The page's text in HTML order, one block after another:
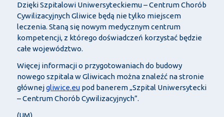
Dzięki Szpitalowi Uniwersyteckiemu – Centrum Chorób
Cywilizacyjnych Gliwice będą nie tylko miejscem
leczenia. Staną się nowym medycznym centrum
kompetencji, z którego doświadczeń korzystać będzie
całe województwo.
Więcej informacji o przygotowaniach do budowy
nowego szpitala w Gliwicach można znaleźć na stronie
głównejgliwice.eupod banerem „Szpital Uniwersytecki
– Centrum Chorób Cywilizacyjnych”.